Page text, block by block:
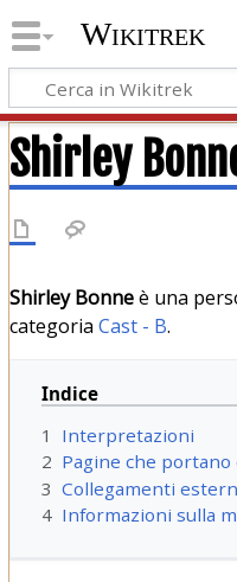
Wikitrek
Shirley
Shirley Bonneè una
categoria Cast - B.
Indice
1
Interpretazioni
2 Pagine che portano
3 Collegamenti
4 Informazioni sulla